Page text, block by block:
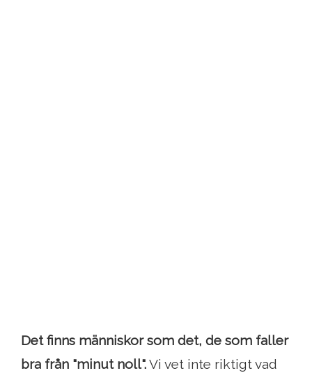
Det finns människor som det, de som faller
bra från "minut noll".Vi vet inte riktigt vad